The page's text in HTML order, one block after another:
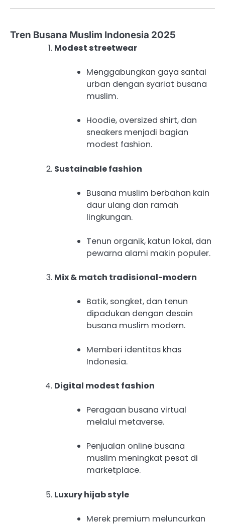
Tren Busana Muslim Indonesia 2025
Modest streetwear
Menggabungkan gaya santai
urban dengan syariat busana
muslim.
Hoodie, oversized shirt, dan
sneakers menjadi bagian
modest fashion.
Sustainable fashion
Busana muslim berbahan kain
daur ulang dan ramah
lingkungan.
Tenun organik, katun lokal, dan
pewarna alami makin populer.
Mix & match tradisional-modern
Batik, songket, dan tenun
dipadukan dengan desain
busana muslim modern.
Memberi identitas khas
Indonesia.
Digital modest fashion
Peragaan busana virtual
melalui metaverse.
Penjualan online busana
muslim meningkat pesat di
marketplace.
Luxury hijab style
Merek premium meluncurkan